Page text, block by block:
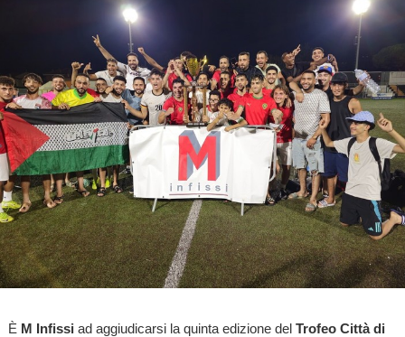
È M Infissi ad aggiudicarsi la quinta edizione del Trofeo Città di